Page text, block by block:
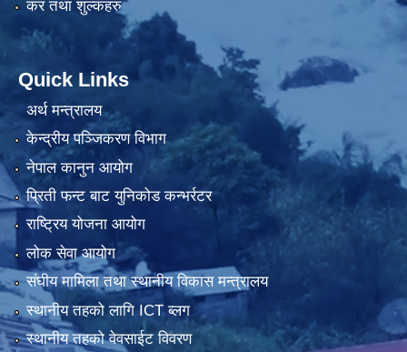
कर तथा शुल्कहरु
Quick Links
अर्थ मन्त्रालय
केन्द्रीय पञ्जिकरण विभाग
नेपाल कानुन आयोग
प्रिती फन्ट बाट युनिकोड कन्भर्रटर
राष्ट्रिय योजना आयोग
लोक सेवा आयोग
संघीय मामिला तथा स्थानीय विकास मन्त्रालय
स्थानीय तहको लागि ICT ब्लग
स्थानीय तहको वेवसाईट विवरण